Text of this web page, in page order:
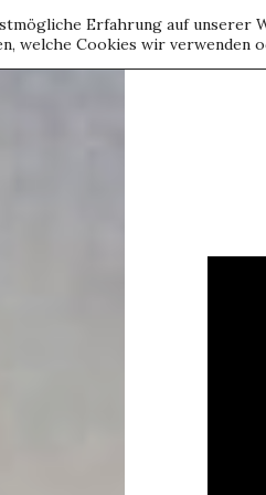
Erfahrung auf unserer
welche Cookies wir verwenden